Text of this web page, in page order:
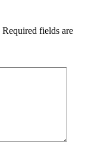
Required fields are